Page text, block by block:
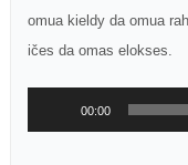
omua kieldy da omua
ičes da omas elokses.
00:00